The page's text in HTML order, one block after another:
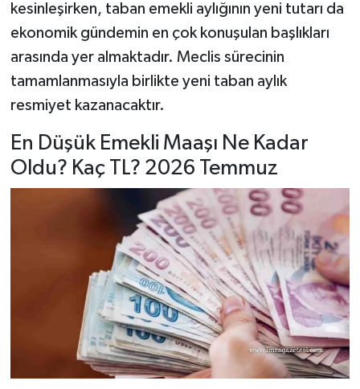
kesinleşirken, taban emekli aylığının yeni tutarı da
ekonomik gündemin en çok konuşulan başlıkları
arasında yer almaktadır. Meclis sürecinin
tamamlanmasıyla birlikte yeni taban aylık
resmiyet kazanacaktır.
En Düşük Emekli Maaşı Ne Kadar
Oldu? Kaç TL? 2026 Temmuz